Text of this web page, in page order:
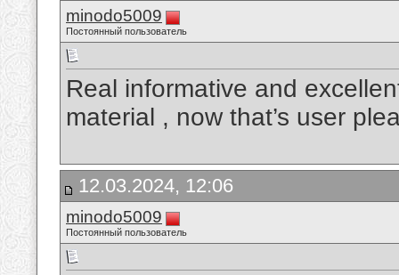
minodo5009
Постоянный пользователь
Real informative and
material , now that’s user
12.03.2024, 12:06
minodo5009
Постоянный пользователь